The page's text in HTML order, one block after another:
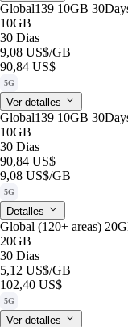
Global139 10GB
10GB
30 Dias
9,08 US$/GB
90,84 US$
5G
Ver detalles
Global139 10GB
10GB
30 Dias
90,84 US$
9,08 US$/GB
5G
Detalles
Global (120+ areas)
20GB
30 Dias
5,12 US$/GB
102,40 US$
5G
Ver detalles